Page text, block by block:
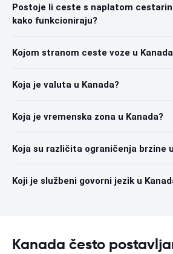
Postoje li ceste s naplatom
kako funkcioniraju?
Kojom stranom ceste voze u
Koja je valuta u Kanada?
Koja je vremenska zona u Kanada?
Koja su različita ograničenja brzine
Koji je službeni govorni jezik u
Kanada često